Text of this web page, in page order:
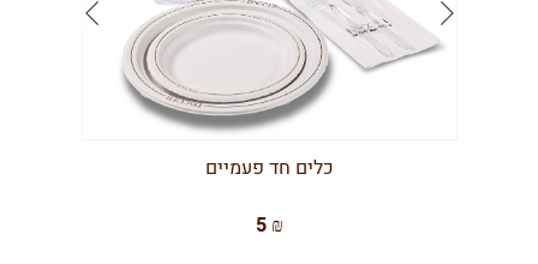
כלים חד פעמיים
5 ₪